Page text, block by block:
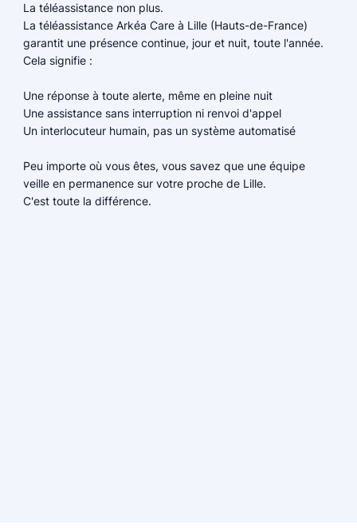
La téléassistance non plus.
La téléassistance Arkéa Care à Lille (Hauts-de-France)
garantit une présence continue, jour et nuit, toute l'année.
Cela signifie :
Une réponse à toute alerte, même en pleine nuit
Une assistance sans interruption ni renvoi d'appel
Un interlocuteur humain, pas un système automatisé
Peu importe où vous êtes, vous savez que une équipe
veille en permanence sur votre proche de Lille.
C'est toute la différence.